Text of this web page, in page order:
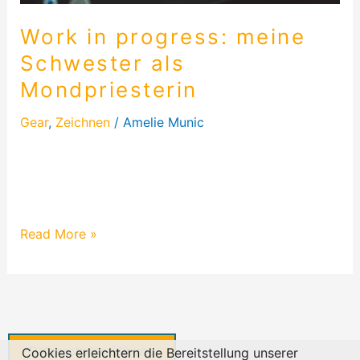
Work in progress: meine
Schwester als
Mondpriesterin
Gear, Zeichnen/ Amelie Munic
Read More »
Datenschutzerklärung
Cookies erleichtern die Bereitstellung unserer